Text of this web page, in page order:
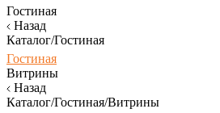
Гостиная
Назад
Каталог/Гостиная
Гостиная
Витрины
Назад
Каталог/Гостиная/Витрины